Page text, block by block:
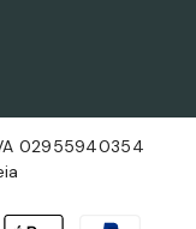
02955940354